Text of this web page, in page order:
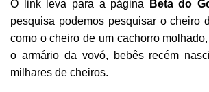
O link leva para a página Beta do
pesquisa podemos pesquisar o cheiro
como o cheiro de um cachorro
o armário da vovó, bebês recém
milhares de cheiros.